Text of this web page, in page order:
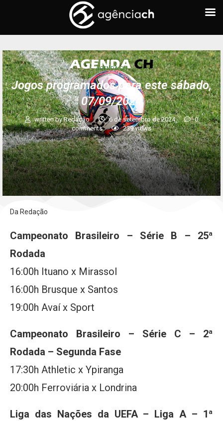
AGENDA CH
Jogos programados para este sábado,
07/09/2024
written byRedação 6 de setembro de 2024
0
comments
239views
Da Redação
Campeonato Brasileiro – Série B – 25ª
Rodada
16:00h Ituano x Mirassol
16:00h Brusque x Santos
19:00h Avaí x Sport
Campeonato Brasileiro – Série C – 2ª
Rodada – Segunda Fase
17:30h Athletic x Ypiranga
20:00h Ferroviária x Londrina
Liga das Nações da UEFA – Liga A – 1ª